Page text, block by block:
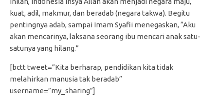
kuat, adil, makmur, dan beradab (negara takwa). Begitu
pentingnya adab, sampai Imam Syafii menegaskan, “Aku
akan mencarinya, laksana seorang ibu mencari anak satu-
satunya yang hilang.”
[bctt tweet=”Kita berharap, pendidikan kita tidak
melahirkan manusia tak beradab”
username=”my_sharing”]